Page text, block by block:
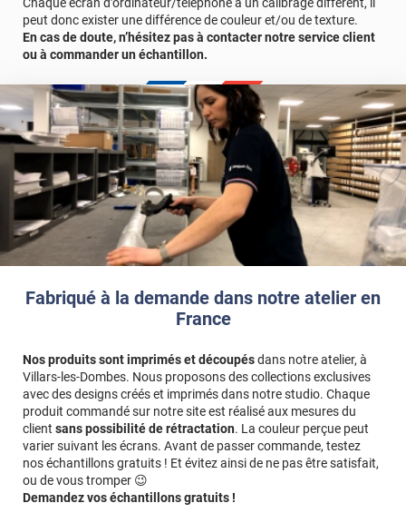
Fabriqué à la demande dans notre atelier en
France
Nos produits sont imprimés et découpésdans notre atelier, à
Villars-les-Dombes. Nous proposons des collections exclusives
avec des designs créés et imprimés dans notre studio. Chaque
produit commandé sur notre site est réalisé aux mesures du
client sans possibilité de rétractation. La couleur perçue peut
varier suivant les écrans. Avant de passer commande, testez
nos échantillons gratuits ! Et évitez ainsi de ne pas être satisfait,
ou de vous tromper 😉
Demandez vos échantillons gratuits !
Chaque écran d’ordinateur/téléphone a un calibrage différent, il
peut donc exister une différence de couleur et/ou de texture.
En cas de doute, n’hésitez pas à contacter notre service client
ou à commander un échantillon.